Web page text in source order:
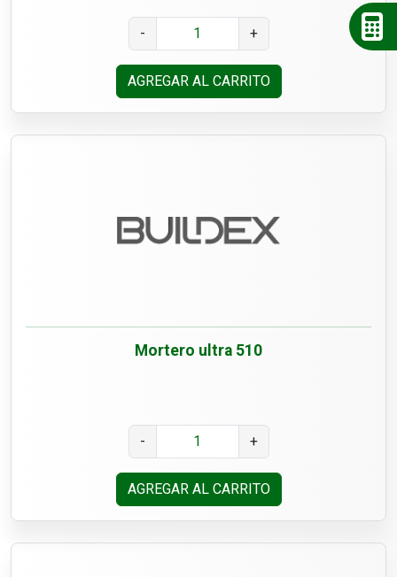
- +
AGREGAR AL CARRITO
Mortero ultra 510
- +
AGREGAR AL CARRITO